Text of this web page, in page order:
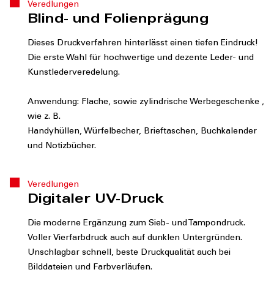
Veredlungen
Blind- und Folienprägung
Dieses Druckverfahren hinterlässt einen tiefen Eindruck!
Die erste Wahl für hochwertige und dezente Leder- und
Kunstlederveredelung.
Anwendung: Flache, sowie zylindrische Werbegeschenke ,
wie z. B.
Handyhüllen, Würfelbecher, Brieftaschen, Buchkalender
und Notizbücher.
Veredlungen
Digitaler UV-Druck
Die moderne Ergänzung zum Sieb- und Tampondruck.
Voller Vierfarbdruck auch auf dunklen Untergründen.
Unschlagbar schnell, beste Druckqualität auch bei
Bilddateien und Farbverläufen.